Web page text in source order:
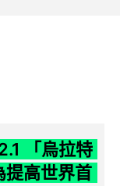
「烏拉特
提高世界首